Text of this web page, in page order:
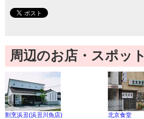
周辺のお店・スポット
割烹浜丑(浜丑川魚店)
北京食堂